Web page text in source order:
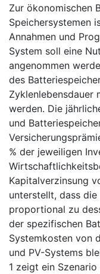
Zur ökonomischen
Speichersystemen
Annahmen und
System soll eine
angenommen
des
Zyklenlebensdauer
werden. Die
und
% der jeweiligen
Kapitalverzinsung
unterstellt, dass die
proportional zu
der spezifischen
Systemkosten von
und PV-Systems
1 zeigt ein